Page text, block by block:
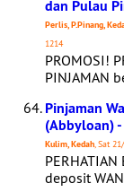
dan Pulau
Perlis, P.Pinang,
1214
PROMOSI!
PINJAMAN
Pinjaman
(Abbyloan)
Kulim, Kedah, Sat
deposit